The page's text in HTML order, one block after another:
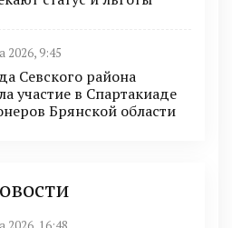
2026, 9:45
Севского района
участие в Спартакиаде
Брянской области